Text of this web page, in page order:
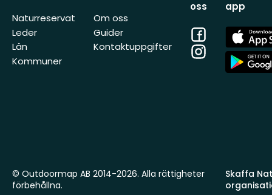
Naturreservat
Leder
Län
Kommuner
Om oss
Guider
Kontaktuppgifter
oss
Facebook
Instagram
app
App
Store
App
Store
Skaffa
© Outdoormap AB 2014-2026. Alla rättigheter
förbehållna.